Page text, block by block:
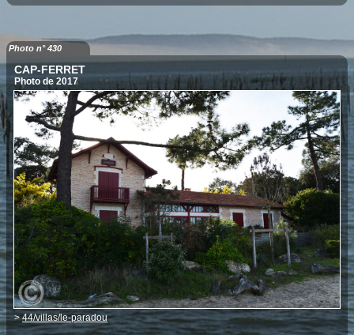
Photo n° 430
CAP-FERRET
Photo de 2017
>44/villas/le-paradou